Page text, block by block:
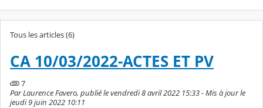
Tous les articles (6)
CA 10/03/2022-ACTES ET PV
7
Par Laurence Favero, publié le vendredi 8 avril 2022 15:33 - Mis à jour le
jeudi 9 juin 2022 10:11